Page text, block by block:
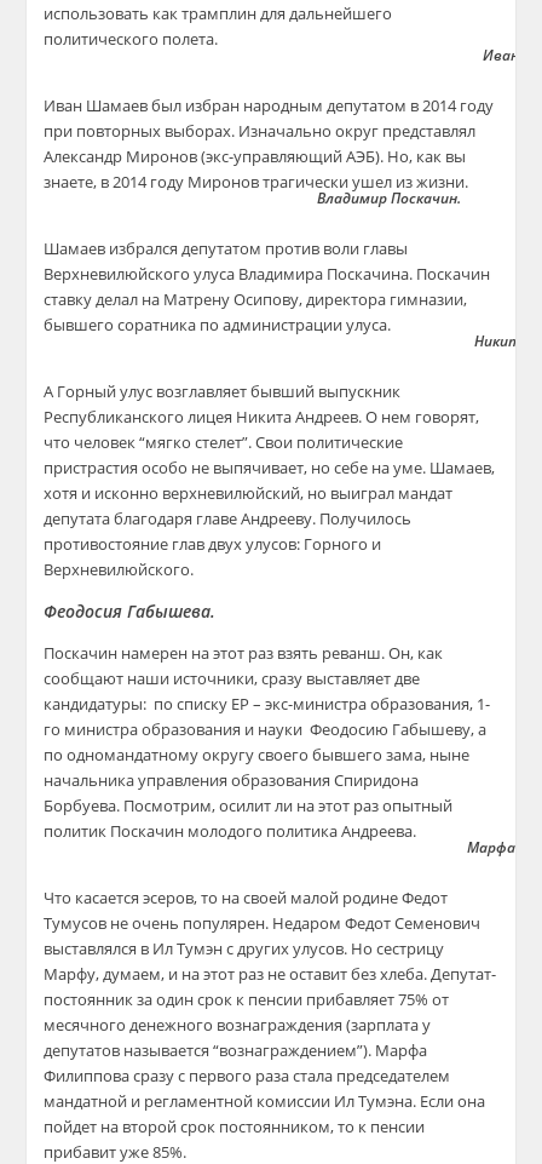
использовать как трамплин для дальнейшего
политического полета.
Иван
Иван Шамаев был избран народным депутатом в 2014 году
при повторных выборах. Изначально округ представлял
Александр Миронов (экс-управляющий АЭБ). Но, как вы
знаете, в 2014 году Миронов трагически ушел из жизни.
Владимир Поскачин.
Шамаев избрался депутатом против воли главы
Верхневилюйского улуса Владимира Поскачина. Поскачин
ставку делал на Матрену Осипову, директора гимназии,
бывшего соратника по администрации улуса.
Никита
А Горный улус возглавляет бывший выпускник
Республиканского лицея Никита Андреев. О нем говорят,
что человек “мягко стелет”. Свои политические
пристрастия особо не выпячивает, но себе на уме. Шамаев,
хотя и исконно верхневилюйский, но выиграл мандат
депутата благодаря главе Андрееву. Получилось
противостояние глав двух улусов: Горного и
Верхневилюйского.
Феодосия Габышева.
Поскачин намерен на этот раз взять реванш. Он, как
сообщают наши источники, сразу выставляет две
кандидатуры: по списку ЕР – экс-министра образования, 1-
го министра образования и науки Феодосию Габышеву, а
по одномандатному округу своего бывшего зама, ныне
начальника управления образования Спиридона
Борбуева. Посмотрим, осилит ли на этот раз опытный
политик Поскачин молодого политика Андреева.
Марфа
Что касается эсеров, то на своей малой родине Федот
Тумусов не очень популярен. Недаром Федот Семенович
выставлялся в Ил Тумэн с других улусов. Но сестрицу
Марфу, думаем, и на этот раз не оставит без хлеба. Депутат-
постоянник за один срок к пенсии прибавляет 75% от
месячного денежного вознаграждения (зарплата у
депутатов называется “вознаграждением”). Марфа
Филиппова сразу с первого раза стала председателем
мандатной и регламентной комиссии Ил Тумэна. Если она
пойдет на второй срок постоянником, то к пенсии
прибавит уже 85%.